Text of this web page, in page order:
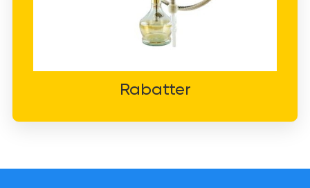
Rabatter